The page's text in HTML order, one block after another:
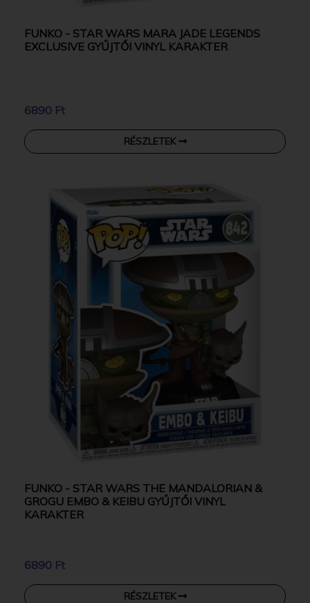
FUNKO - STAR WARS MARA JADE LEGENDS
EXCLUSIVE GYŰJTŐI VINYL KARAKTER
6890 Ft
RÉSZLETEK
FUNKO - STAR WARS THE MANDALORIAN &
GROGU EMBO & KEIBU GYŰJTŐI VINYL
KARAKTER
6890 Ft
RÉSZLETEK